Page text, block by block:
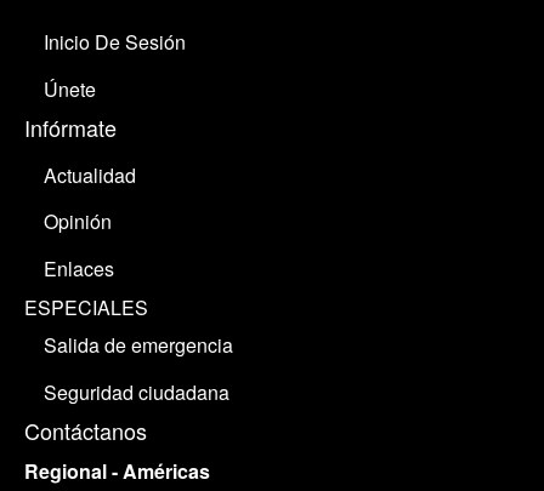
Inicio De Sesión
Únete
Infórmate
Actualidad
Opinión
Enlaces
ESPECIALES
Salida de emergencia
Seguridad ciudadana
Contáctanos
Regional - Américas